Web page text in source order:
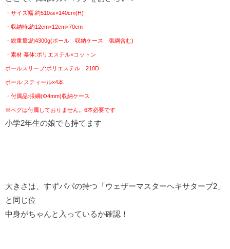
・サイズ幅:約510㎝×140cm(H)
・収納時:約12cm×12cm×70cm
・総重量:約4300g(ポール 収納ケース 張綱含む)
・素材 幕体:ポリエステル×コットン
ポールスリーブ:ポリエステル 210D
ポール:スティール×4本
・付属品:張綱(Φ4mm)収納ケース
※ペグは付属しておりません。6本必要です
小学2年生の娘でも持てます
大きさは、すずパパの持つ「ウェザーマスターヘキサタープ2」
と同じ位
中身がちゃんと入っているか確認！